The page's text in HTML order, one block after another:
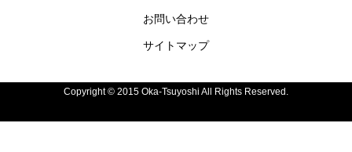
お問い合わせ
サイトマップ
Copyright © 2015 Oka-Tsuyoshi All Rights Reserved.